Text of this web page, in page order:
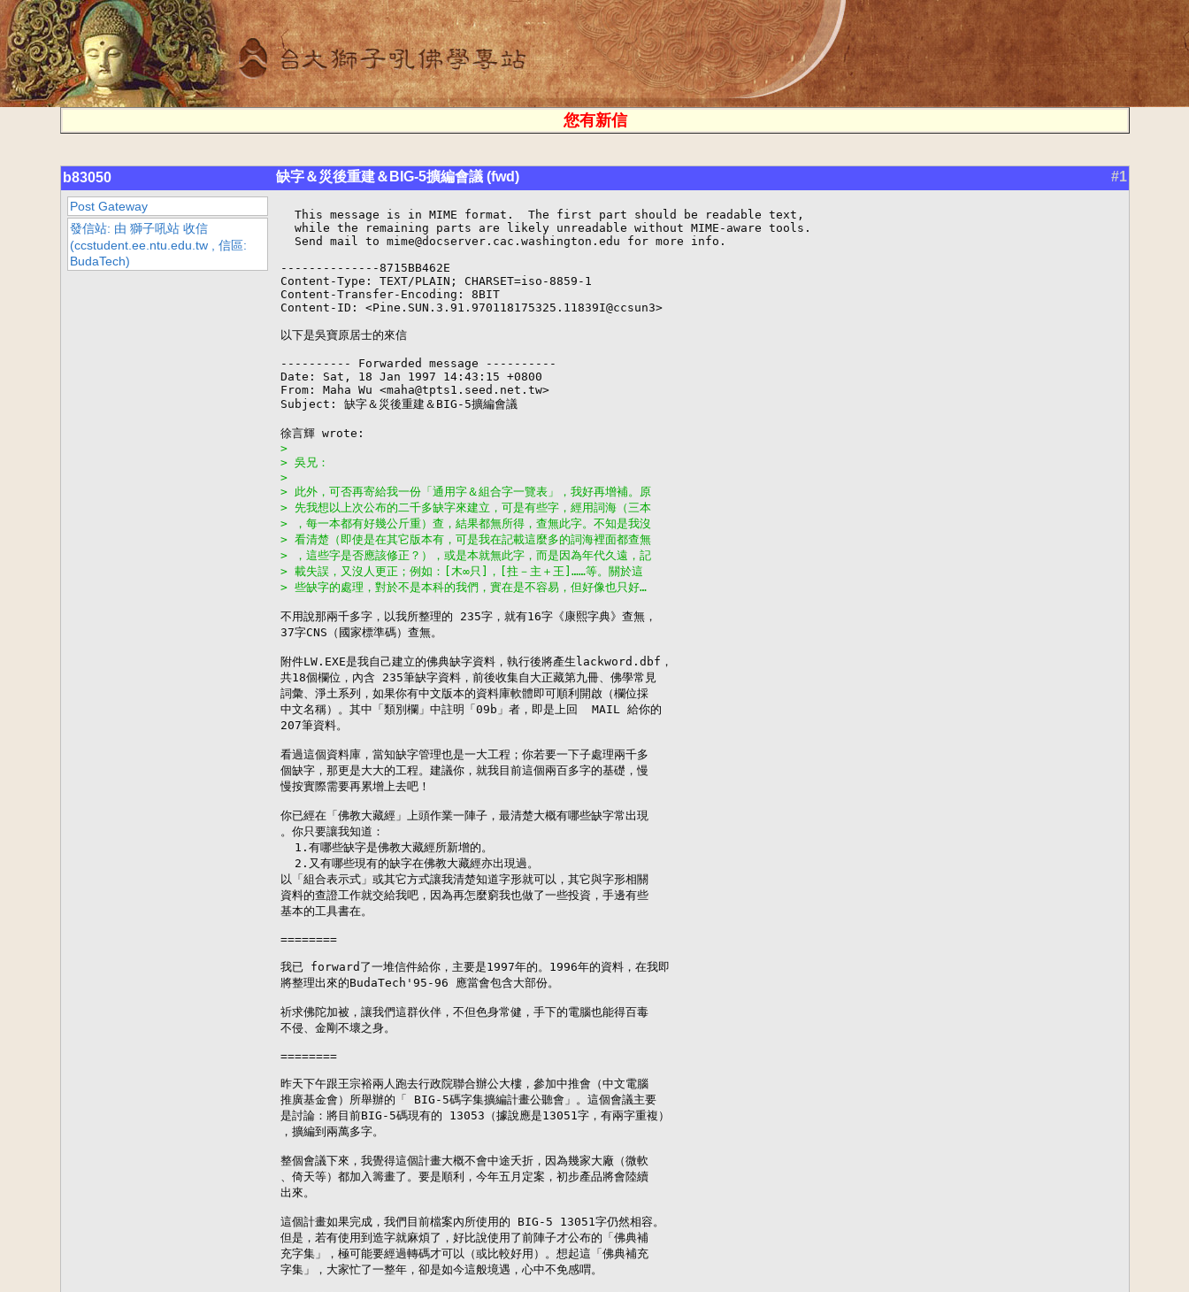
您有新信
b83050 缺字＆災後重建＆BIG-5擴編會議 (fwd) #1
Post Gateway
發信站: 由 獅子吼站 收信
(ccstudent.ee.ntu.edu.tw , 信區:
BudaTech)
  This message is in MIME format.  The first part should be readable text,
  while the remaining parts are likely unreadable without MIME-aware tools.
  Send mail to mime@docserver.cac.washington.edu for more info.
--------------8715BB462E
Content-Type: TEXT/PLAIN; CHARSET=iso-8859-1
Content-Transfer-Encoding: 8BIT
Content-ID: <Pine.SUN.3.91.970118175325.11839I@ccsun3>
以下是吳寶原居士的來信
---------- Forwarded message ----------
Date: Sat, 18 Jan 1997 14:43:15 +0800
From: Maha Wu <maha@tpts1.seed.net.tw>
Subject: 缺字＆災後重建＆BIG-5擴編會議
>
> 吳兄：
>
> 此外，可否再寄給我一份「通用字＆組合字一覽表」，我好再增補。原
> 先我想以上次公布的二千多缺字來建立，可是有些字，經用詞海（三本
> ，每一本都有好幾公斤重）查，結果都無所得，查無此字。不知是我沒
> 看清楚（即使是在其它版本有，可是我在記載這麼多的詞海裡面都查無
> ，這些字是否應該修正？），或是本就無此字，而是因為年代久遠，記
> 載失誤，又沒人更正；例如：[木∞只]，[拄－主＋王]……等。關於這
> 些缺字的處理，對於不是本科的我們，實在是不容易，但好像也只好…